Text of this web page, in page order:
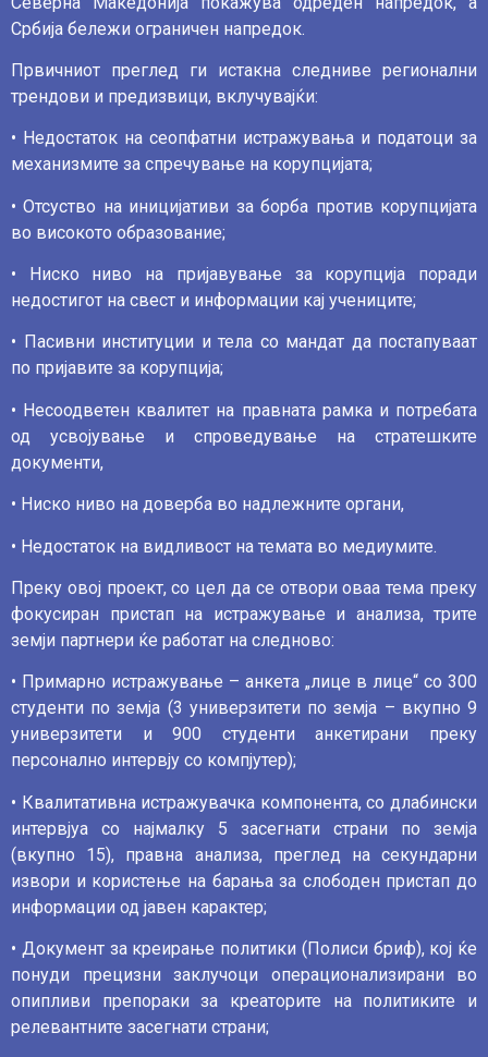
Србија бележи ограничен напредок.
Првичниот преглед ги истакна следниве регионални
трендови и предизвици, вклучувајќи:
• Недостаток на сеопфатни истражувања и податоци за
механизмите за спречување на корупцијата;
• Отсуство на иницијативи за борба против корупцијата
во високото образование;
• Ниско ниво на пријавување за корупција поради
недостигот на свест и информации кај учениците;
• Пасивни институции и тела со мандат да постапуваат
по пријавите за корупција;
• Несоодветен квалитет на правната рамка и потребата
од усвојување и спроведување на стратешките
документи,
• Ниско ниво на доверба во надлежните органи,
• Недостаток на видливост на темата во медиумите.
Преку овој проект, со цел да се отвори оваа тема преку
фокусиран пристап на истражување и анализа, трите
земји партнери ќе работат на следново:
• Примарно истражување – анкета „лице в лице“ со 300
студенти по земја (3 универзитети по земја – вкупно 9
универзитети и 900 студенти анкетирани преку
персонално интервју со компјутер);
• Квалитативна истражувачка компонента, со длабински
интервјуа со најмалку 5 засегнати страни по земја
(вкупно 15), правна анализа, преглед на секундарни
извори и користење на барања за слободен пристап до
информации од јавен карактер;
• Документ за креирање политики (Полиси бриф), кој ќе
понуди прецизни заклучоци операционализирани во
опипливи препораки за креаторите на политиките и
релевантните засегнати страни;